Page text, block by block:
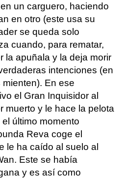
un carguero, haciendo
en otro (este usa su
se queda solo
cuando, para rematar,
la apuñala y la deja morir
intenciones (en
En ese
el Gran Inquisidor al
muerto y le hace la pelota
último momento
Reva coge el
le ha caído al suelo al
Este se había
y es así como